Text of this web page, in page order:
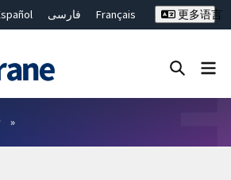
فارسی
Français
更多语言